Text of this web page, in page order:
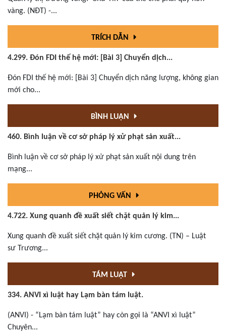
vàng. (NĐT) -...
TRÍCH DẪN
4.299. Đón FDI thế hệ mới: [Bài 3] Chuyển dịch...
Đón FDI thế hệ mới: [Bài 3] Chuyển dịch năng lượng, không gian
mới cho...
BÌNH LUẬN
460. Bình luận về cơ sở pháp lý xử phạt sản xuất...
Bình luận về cơ sở pháp lý xử phạt sản xuất nội dung trên
mạng...
PHỎNG VẤN
4.722. Xung quanh đề xuất siết chặt quản lý kim...
Xung quanh đề xuất siết chặt quản lý kim cương. (TN) – Luật
sư Trương...
TÁM LUẬT
334. ANVI xì luật hay Lạm bàn tám luật.
(ANVI) - “Lạm bàn tám luật” hay còn gọi là “ANVI xì luật”
Chuyên...